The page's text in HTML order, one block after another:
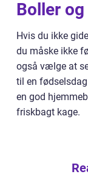
Boller
Hvis du ikke
du måske ikke
også vælge at
til en
en god
friskbagt kage.